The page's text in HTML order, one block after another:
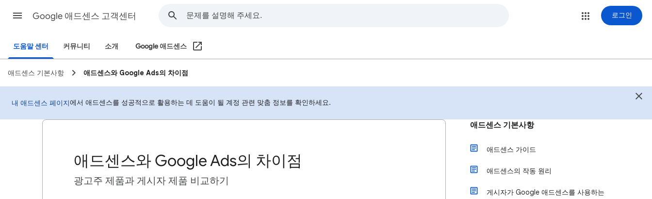
Google 애드센스 고객센터 로그인
도움말 센터 커뮤니티 소개 Google 애드센스
애드센스 기본사항 애드센스와 Google Ads의 차이점
내 애드센스 페이지에서 애드센스를 성공적으로 활용하는 데 도움이 될 계정 관련 맞춤 정보를 확인하세요.
애드센스와 Google Ads의 차이점
광고주 제품과 게시자 제품 비교하기
애드센스 기본사항
애드센스 가이드
애드센스의 작동 원리
게시자가 Google 애드센스를 사용하는